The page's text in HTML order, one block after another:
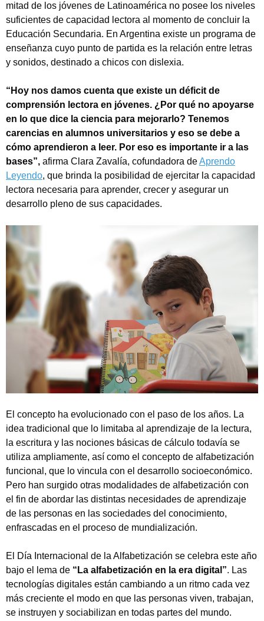
mitad de los jóvenes de Latinoamérica no posee los niveles
suficientes de capacidad lectora al momento de concluir la
Educación Secundaria. En Argentina existe un programa de
enseñanza cuyo punto de partida es la relación entre letras
y sonidos, destinado a chicos con dislexia.
“Hoy nos damos cuenta que existe un déficit de
comprensión lectora en jóvenes. ¿Por qué no apoyarse
en lo que dice la ciencia para mejorarlo? Tenemos
carencias en alumnos universitarios y eso se debe a
cómo aprendieron a leer. Por eso es importante ir a las
bases”, afirma Clara Zavalía, cofundadora deAprendo
Leyendo, que brinda la posibilidad de ejercitar la capacidad
lectora necesaria para aprender, crecer y asegurar un
desarrollo pleno de sus capacidades.
El concepto ha evolucionado con el paso de los años. La
idea tradicional que lo limitaba al aprendizaje de la lectura,
la escritura y las nociones básicas de cálculo todavía se
utiliza ampliamente, así como el concepto de alfabetización
funcional, que lo vincula con el desarrollo socioeconómico.
Pero han surgido otras modalidades de alfabetización con
el fin de abordar las distintas necesidades de aprendizaje
de las personas en las sociedades del conocimiento,
enfrascadas en el proceso de mundialización.
El Día Internacional de la Alfabetización se celebra este año
bajo el lema de “La alfabetización en la era digital”. Las
tecnologías digitales están cambiando a un ritmo cada vez
más creciente el modo en que las personas viven, trabajan,
se instruyen y sociabilizan en todas partes del mundo.